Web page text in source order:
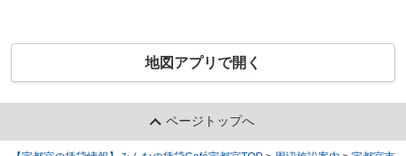
地図アプリで開く
ページトップへ